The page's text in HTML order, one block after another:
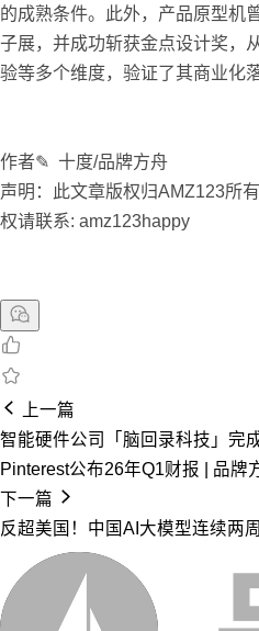
的成熟条件。此外，产品原型机
子展，并成功斩获金点设计奖，
验等多个维度，验证了其商业化
作者✎ 十度/品牌方舟
声明：此文章版权归AMZ123所
权请联系: amz123happy
上一篇
智能硬件公司「脑回录科技」完
Pinterest公布26年Q1财报 | 品牌
下一篇
反超美国！中国AI大模型连续两